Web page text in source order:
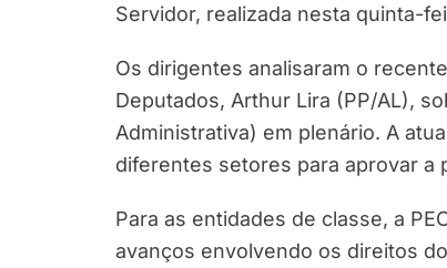
Servidor, realizada nesta quinta-
Os dirigentes analisaram o
Deputados, Arthur Lira (PP/AL),
Administrativa) em plenário. A
diferentes setores para aprovar a
Para as entidades de classe, a
avanços envolvendo os direitos